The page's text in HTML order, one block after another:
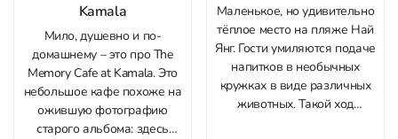
Kamala
Мило, душевно и по-
домашнему – это про The
Memory Cafe at Kamala. Это
небольшое кафе похоже на
ожившую фотографию
старого альбома: здесь
Маленькое, но удивительно
тёплое место на пляже Най
Янг. Гости умиляются подаче
напитков в необычных
кружках в виде различных
животных. Такой ход